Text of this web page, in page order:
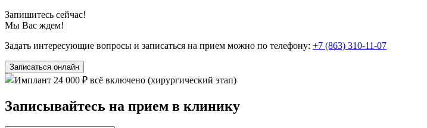
Запишитесь сейчас!
Мы Вас ждем!
Задать интересующие вопросы и записаться на прием можно по телефону: +7 (863) 310-11-07
Записаться онлайн
Записывайтесь на прием в клинику